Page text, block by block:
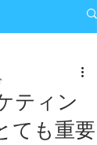
ティン
ても重要